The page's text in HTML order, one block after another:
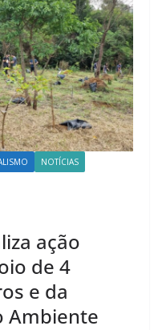
NOTÍCIAS
ação
de 4
e da
Ambiente